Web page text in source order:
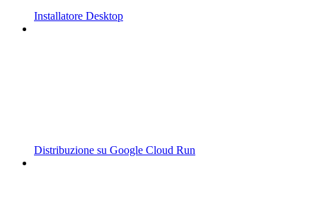
Installatore Desktop
Distribuzione su Google Cloud Run